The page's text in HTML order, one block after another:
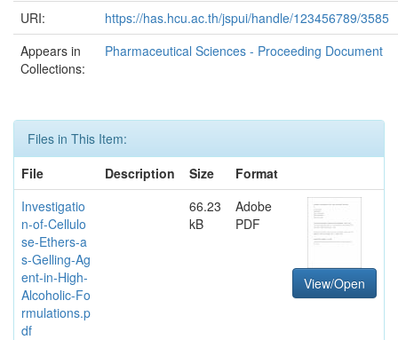
URI:
https://has.hcu.ac.th/jspui/handle/123456789/3585
Appears in
Collections:
Pharmaceutical Sciences - Proceeding Document
Files in This Item:
File
Description Size
Format
Investigatio
n-of-Cellulo
se-Ethers-a
s-Gelling-Ag
ent-in-High-
Alcoholic-Fo
rmulations.p
df
66.23
kB
Adobe
PDF
View/Open